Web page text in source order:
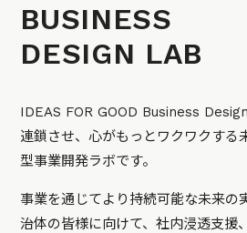
BUSINESS
DESIGN LAB
IDEAS FOR GOOD Business
連鎖させ、心がもっとワクワクする
型事業開発ラボです。
事業を通じてより持続可能な未来の
治体の皆様に向けて、社内浸透支援